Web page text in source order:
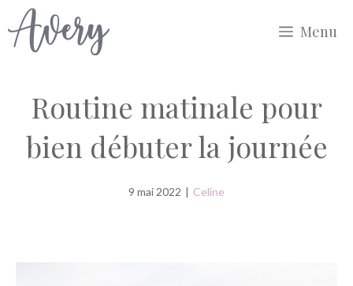
Aller
au
Menu
Routine matinale pour
bien débuter la journée
9 mai 2022 | Celine